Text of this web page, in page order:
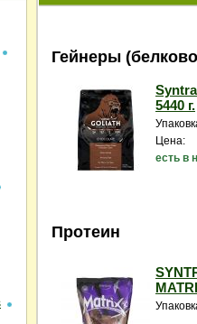
Гейнеры
5440 г.
Цена:
есть в
Протеин